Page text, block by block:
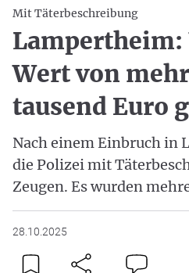
Mit Täterbeschreibung
Lampertheim:
Wert von
tausend Euro
Nach einem Einbruch in
die Polizei mit
Zeugen. Es wurden
28.10.2025